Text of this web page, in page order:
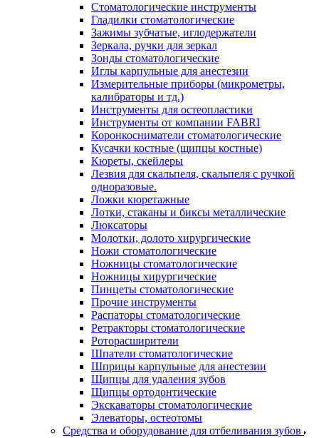
Стоматологические инструменты
Гладилки стоматологические
Зажимы зубчатые, иглодержатели
Зеркала, ручки для зеркал
Зонды стоматологические
Иглы карпульные для анестезии
Измерительные приборы (микрометры,
калибраторы и тд.)
Инструменты для остеопластики
Инструменты от компании FABRI
Коронкосниматели стоматологические
Кусачки костные (щипцы костные)
Кюреты, скейлеры
Лезвия для скальпеля, скальпеля с ручкой
одноразовые.
Ложки кюретажные
Лотки, стаканы и биксы металлические
Люксаторы
Молотки, долото хирургические
Ножи стоматологические
Ножницы стоматологические
Ножницы хирургические
Пинцеты стоматологические
Прочие инструменты
Распаторы стоматологические
Ретракторы стоматологические
Роторасширители
Шпатели стоматологические
Шприцы карпульные для анестезии
Щипцы для удаления зубов
Щипцы ортодонтические
Экскаваторы стоматологические
Элеваторы, остеотомы
Средства и оборудование для отбеливания зубов